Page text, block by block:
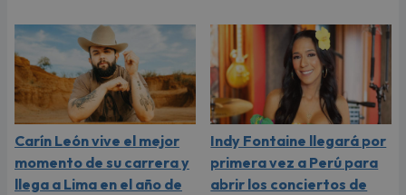
Carín León vive el mejor
momento de su carrera y
llega a Lima en el año de
Indy Fontaine llegará por
primera vez a Perú para
abrir los conciertos de